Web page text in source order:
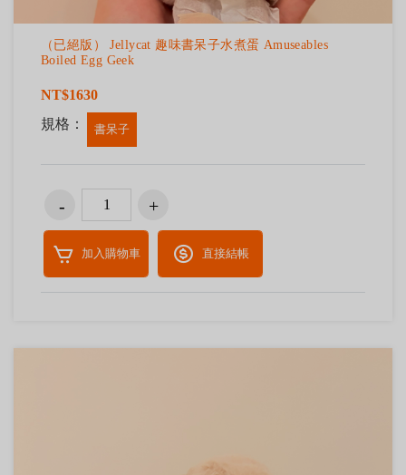
（已絕版） Jellycat 趣味書呆子水煮蛋 Amuseables
Boiled Egg Geek
NT$1630
規格：
書呆子
加入購物車 直接結帳